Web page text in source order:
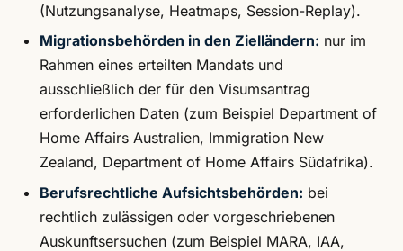
(Nutzungsanalyse, Heatmaps, Session-Replay).
Migrationsbehörden in den Zielländern: nur im
Rahmen eines erteilten Mandats und
ausschließlich der für den Visumsantrag
erforderlichen Daten (zum Beispiel Department of
Home Affairs Australien, Immigration New
Zealand, Department of Home Affairs Südafrika).
Berufsrechtliche Aufsichtsbehörden: bei
rechtlich zulässigen oder vorgeschriebenen
Auskunftsersuchen (zum Beispiel MARA, IAA,